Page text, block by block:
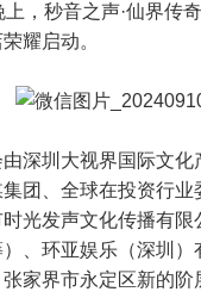
，秒音之声·仙界传
耀启动。
深圳大视界国际文
团、全球在投资行
光发声文化传播有
、环亚娱乐（深圳
家界市永定区新的